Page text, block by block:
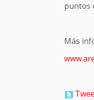
puntos
Más